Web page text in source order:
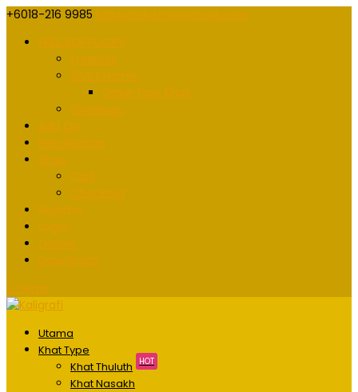
+6018-216 9985
Utama
Khat Type
Khat Thuluth HOT
Khat Nasakh